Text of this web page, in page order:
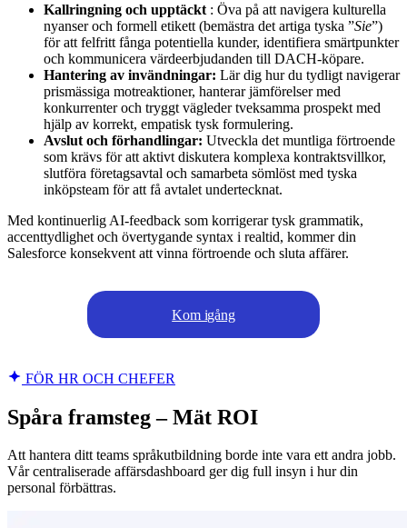
Kallringning och upptäckt : Öva på att navigera kulturella
nyanser och formell etikett (bemästra det artiga tyska ”Sie”)
för att felfritt fånga potentiella kunder, identifiera smärtpunkter
och kommunicera värdeerbjudanden till DACH-köpare.
Hantering av invändningar: Lär dig hur du tydligt navigerar
prismässiga motreaktioner, hanterar jämförelser med
konkurrenter och tryggt vägleder tveksamma prospekt med
hjälp av korrekt, empatisk tysk formulering.
Avslut och förhandlingar: Utveckla det muntliga förtroende
som krävs för att aktivt diskutera komplexa kontraktsvillkor,
slutföra företagsavtal och samarbeta sömlöst med tyska
inköpsteam för att få avtalet undertecknat.
Med kontinuerlig AI-feedback som korrigerar tysk grammatik,
accenttydlighet och övertygande syntax i realtid, kommer din
Salesforce konsekvent att vinna förtroende och sluta affärer.
Kom igång
FÖR HR OCH CHEFER
Spåra framsteg – Mät ROI
Att hantera ditt teams språkutbildning borde inte vara ett andra jobb.
Vår centraliserade affärsdashboard ger dig full insyn i hur din
personal förbättras.